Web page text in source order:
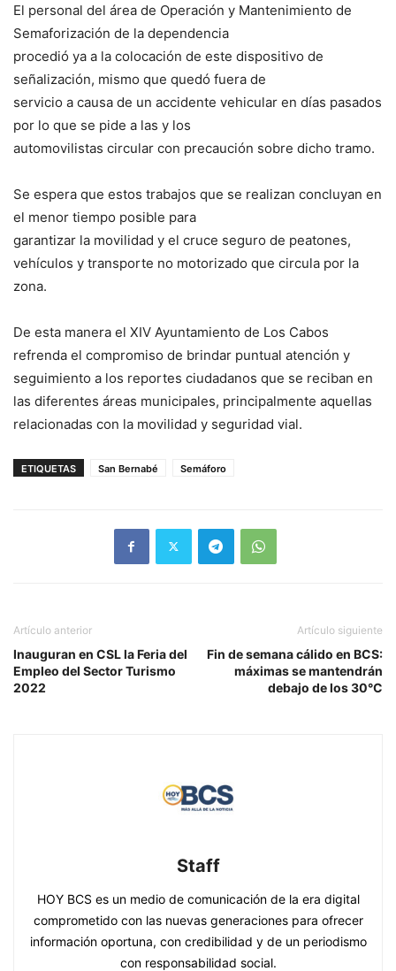
El personal del área de Operación y Mantenimiento de
Semaforización de la dependencia
procedió ya a la colocación de este dispositivo de
señalización, mismo que quedó fuera de
servicio a causa de un accidente vehicular en días pasados
por lo que se pide a las y los
automovilistas circular con precaución sobre dicho tramo.
Se espera que estos trabajos que se realizan concluyan en
el menor tiempo posible para
garantizar la movilidad y el cruce seguro de peatones,
vehículos y transporte no motorizado que circula por la
zona.
De esta manera el XIV Ayuntamiento de Los Cabos
refrenda el compromiso de brindar puntual atención y
seguimiento a los reportes ciudadanos que se reciban en
las diferentes áreas municipales, principalmente aquellas
relacionadas con la movilidad y seguridad vial.
ETIQUETAS San Bernabé Semáforo
Artículo anterior
Inauguran en CSL la Feria del
Empleo del Sector Turismo
2022
Artículo siguiente
Fin de semana cálido en BCS:
máximas se mantendrán
debajo de los 30°C
Staff
HOY BCS es un medio de comunicación de la era digital
comprometido con las nuevas generaciones para ofrecer
información oportuna, con credibilidad y de un periodismo
con responsabilidad social.